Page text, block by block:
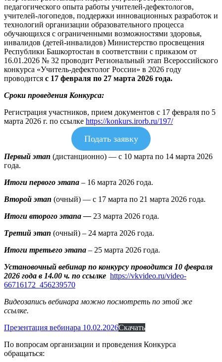
педагогического опыта работы учителей-дефектологов,
учителей-логопедов, поддержки инновационных разработок и
технологий организации образовательного процесса
обучающихся с ограниченными возможностями здоровья,
инвалидов (детей-инвалидов) Министерство просвещения
Республики Башкортостан в соответствии с приказом от
16.01.2026 № 32 проводит Региональный этап Всероссийского
конкурса «Учитель-дефектолог России» в 2026 году
проводится с 17 февраля по 27 марта 2026 года.
Сроки проведения Конкурса:
Регистрация участников, прием документов с 17 февраля по 5
марта 2026 г. по ссылке https://konkurs.irorb.ru/197/
Подать заявку
Первый этап (дистанционно) — с 10 марта по 14 марта 2026
года.
Итоги первого этапа – 16 марта 2026 года.
Второй этап (очный) — с 17 марта по 21 марта 2026 года.
Итоги второго этапа — 23 марта 2026 года.
Третий этап (очный) – 24 марта 2026 года.
Итоги третьего этапа – 25 марта 2026 года.
Установочный вебинар по конкурсу проводится 10 февраля
2026 года в 14.00 ч. по ссылке https://vkvideo.ru/video-
66716172_456239570
Видеозапись вебинара можно посмотреть по этой же
ссылке.
Презентация вебинара 10.02.2026Скачать
По вопросам организации и проведения Конкурса
обращаться: